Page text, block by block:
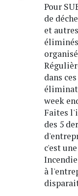
Pour
de
et
dans
week
Faites
des 5
c'est
à